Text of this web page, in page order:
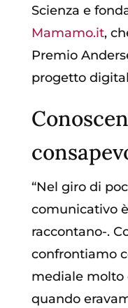
Scienza e
Mamamo.it,
Premio
progetto
“Nel giro di
comunicativo
raccontano-.
confrontiamo
mediale molto
quando